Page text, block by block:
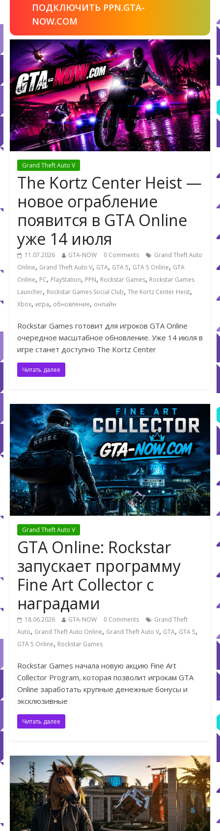
ПОДКЛЮЧИТЬ PPN.GTA-
NOW.COM
Grand Theft Auto V
The Kortz Center Heist —
новое ограбление
появится в GTA Online
уже 14 июля
11.07.2026 GTA-NOW 0 Comments
Grand Theft Auto
Online, Grand Theft Auto V, GTA, GTA 5, GTA 5 Online, GTA
Online, PC, PlayStation, PPN, Rockstar Games, Rockstar Games
Launcher, Rockstar Games Social Club, The Kortz Center Heist,
Xbox, игра, обновление, онлайн
Rockstar Games готовит для игроков GTA Online
очередное масштабное обновление. Уже 14 июля в
игре станет доступно The Kortz Center
Читать далее
Grand Theft Auto V
GTA Online: Rockstar
запускает программу
Fine Art Collector с
наградами
18.06.2026 GTA-NOW 0 Comments
Grand Theft
Auto, Grand Theft Auto Online, Grand Theft Auto V, GTA, GTA 5,
GTA 5 Online, Rockstar Games
Rockstar Games начала новую акцию Fine Art
Collector Program, которая позволит игрокам GTA
Online заработать крупные денежные бонусы и
эксклюзивные
Читать далее